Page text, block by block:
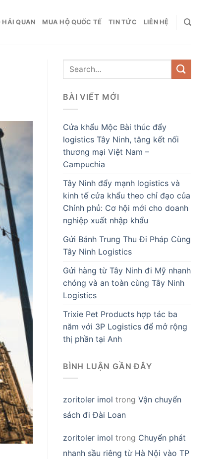
HẢI QUAN MUA HỘ QUỐC TẾ TIN TỨC LIÊN HỆ
BÀI VIẾT MỚI
Cửa khẩu Mộc Bài thúc đẩy
logistics Tây Ninh, tăng kết nối
thương mại Việt Nam –
Campuchia
Tây Ninh đẩy mạnh logistics và
kinh tế cửa khẩu theo chỉ đạo của
Chính phủ: Cơ hội mới cho doanh
nghiệp xuất nhập khẩu
Gửi Bánh Trung Thu Đi Pháp Cùng
Tây Ninh Logistics
Gửi hàng từ Tây Ninh đi Mỹ nhanh
chóng và an toàn cùng Tây Ninh
Logistics
Trixie Pet Products hợp tác ba
năm với 3P Logistics để mở rộng
thị phần tại Anh
BÌNH LUẬN GẦN ĐÂY
zoritoler imol trong Vận chuyển
sách đi Đài Loan
zoritoler imol trong Chuyển phát
nhanh sầu riêng từ Hà Nội vào TP